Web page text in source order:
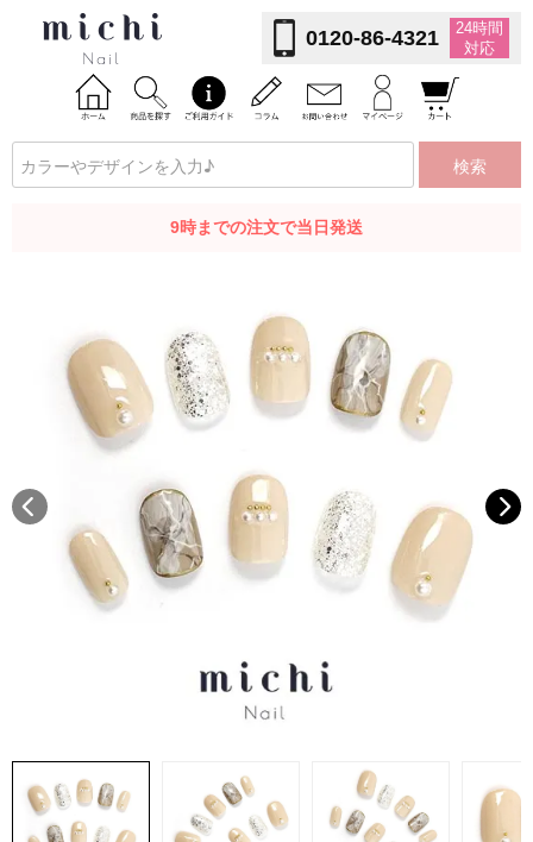
0120-86-4321
24時間
対応
検索
9時までの注文で当日発送